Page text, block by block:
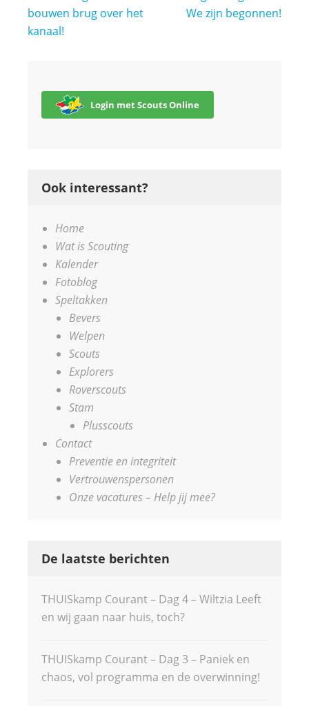
navigatie
bouwen brug over het
kanaal!
We zijn begonnen!
Login met Scouts Online
Ook interessant?
Home
Wat is Scouting
Kalender
Fotoblog
Speltakken
Bevers
Welpen
Scouts
Explorers
Roverscouts
Stam
Plusscouts
Contact
Preventie en integriteit
Vertrouwenspersonen
Onze vacatures – Help jij mee?
De laatste berichten
THUISkamp Courant – Dag 4 – Wiltzia Leeft
en wij gaan naar huis, toch?
THUISkamp Courant – Dag 3 – Paniek en
chaos, vol programma en de overwinning!